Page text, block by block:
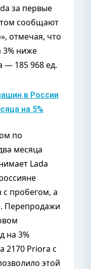
за первые
сообщают
отмечая, что
3% ниже
— 185 968 ед.
в России
на 5%
по
месяца
Lada
с пробегом, а
Перепродажи
на 3%
2170 Priora с
этой